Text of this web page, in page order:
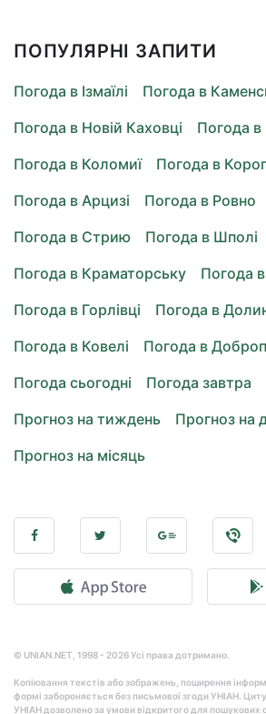
ПОПУЛЯРНІ ЗАПИТИ
Погода в Ізмаїлі
Погода в
Погода в Новій Каховці
Погода в
Погода в Коломиї
Погода в
Погода в Арцизі
Погода в Ровно
Погода в Стрию
Погода в Шполі
Погода в Краматорську
Погода
Погода в Горлівці
Погода в
Погода в Ковелі
Погода в
Погода сьогодні
Погода завтра
Прогноз на тиждень
Прогноз на
Прогноз на місяць
© UNIAN.NET, 1998 - 2026 Усі права дотримано.
Копіювання текстів або зображень, поширення
формі забороняється без письмової згоди УНІАН.
УНІАН дозволено за умови відкритого для пошукових